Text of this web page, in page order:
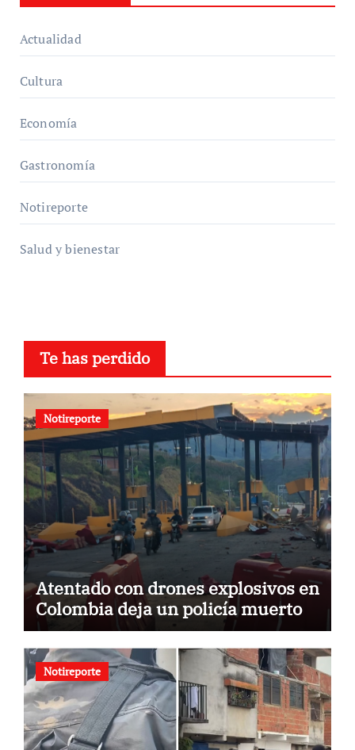
Actualidad
Cultura
Economía
Gastronomía
Notireporte
Salud y bienestar
Te has perdido
Notireporte
Atentado con drones explosivos en
Colombia deja un policía muerto
Notireporte